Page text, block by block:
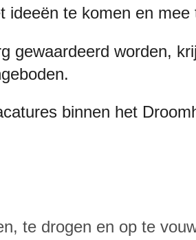
te komen en mee
gewaardeerd worden,
binnen het
te drogen en op te